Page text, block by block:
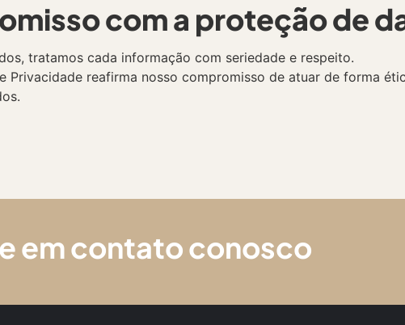
com a proteção de
tratamos cada informação com seriedade e respeito.
Privacidade reafirma nosso compromisso de atuar de forma
em contato conosco